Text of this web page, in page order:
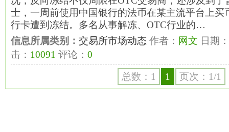
士，一周前使用中国银行的法币在某主流平台上买
行卡遭到冻结。多名从事解冻、OTC行业的…
信息所属类别： 交易所市场动态 作者： 网文 日期：
击： 10091 评论： 0
总数：1 1 页次：1/1